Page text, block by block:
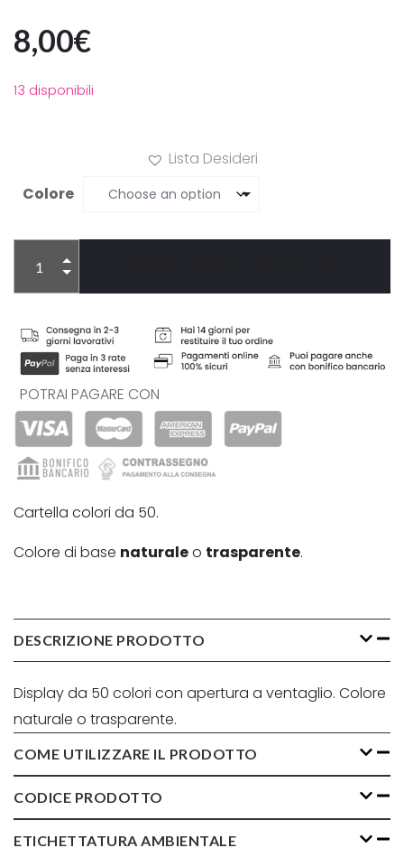
8,00€
13 disponibili
Lista Desideri
Colore
Alternative:
POTRAI PAGARE CON
Cartella colori da 50.
Colore di base naturaleo trasparente.
DESCRIZIONE PRODOTTO
Display da 50 colori con apertura a ventaglio. Colore
naturale o trasparente.
COME UTILIZZARE IL PRODOTTO
CODICE PRODOTTO
ETICHETTATURA AMBIENTALE